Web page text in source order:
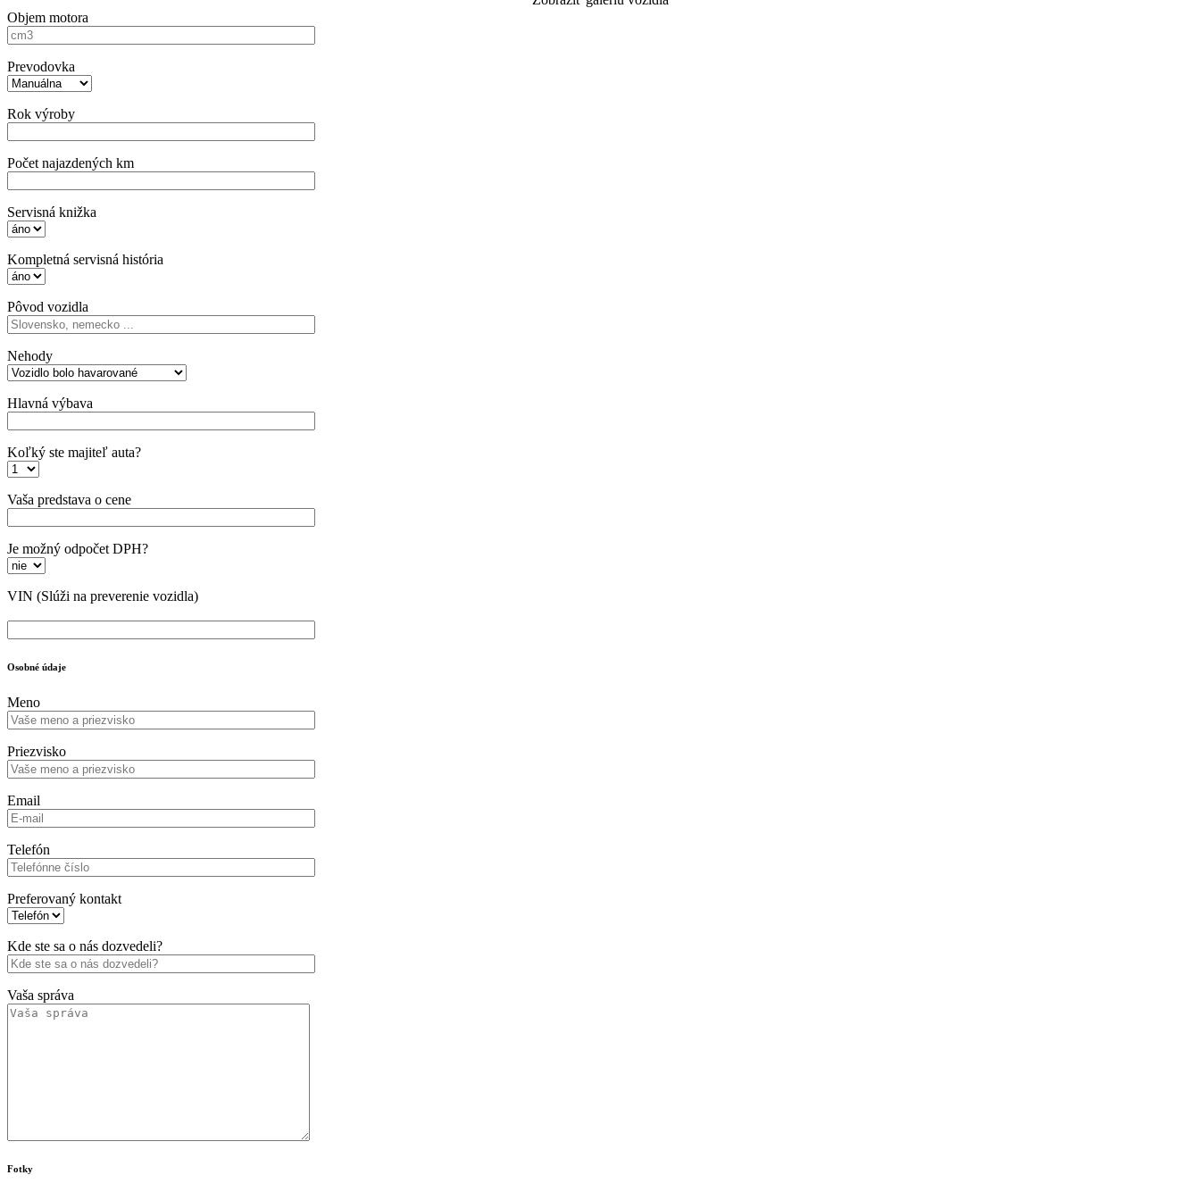
Objem motora
Prevodovka
Rok výroby
Počet najazdených km
Servisná knižka
Kompletná servisná história
Pôvod vozidla
Nehody
Hlavná výbava
Koľký ste majiteľ auta?
Vaša predstava o cene
Je možný odpočet DPH?
VIN (Slúži na preverenie vozidla)
Osobné údaje
Meno
Priezvisko
Email
Telefón
Preferovaný kontakt
Kde ste sa o nás dozvedeli?
Vaša správa
Fotky